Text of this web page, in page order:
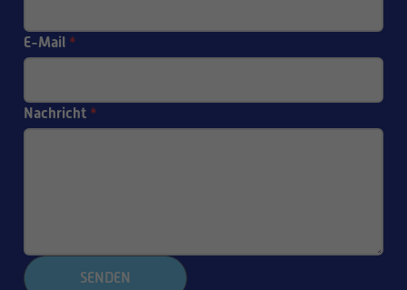
E-Mail *
Nachricht *
SENDEN